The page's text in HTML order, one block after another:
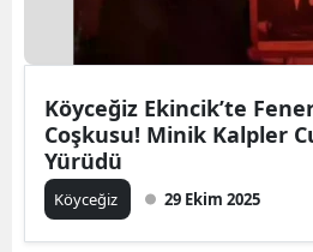
Köyceğiz Ekincik’te
Coşkusu! Minik Kalpler
Yürüdü
Köyceğiz 29 Ekim 2025